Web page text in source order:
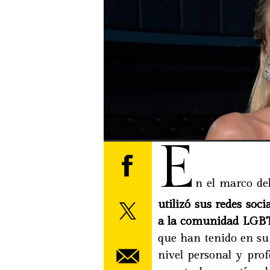
E n el marco
utilizó sus redes
a la comunidad
que han tenido en
nivel personal y